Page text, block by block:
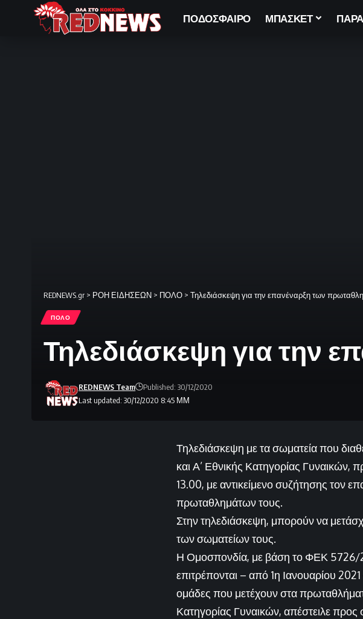
ΠΟΔΟΣΦΑΙΡΟ ΜΠΑΣΚΕΤ
REDNEWS.gr > ΡΟΗ ΕΙΔΗΣΕΩΝ > ΠΟΛΟ > Τηλεδιάσκεψη για την επανέναρξη των
ΠΟΛΟ
Τηλεδιάσκεψη για την
Last updated: 30/12/2020 8:45 ΜΜ
REDNEWS Team Published: 30/12/2020
Τηλεδιάσκεψη με τα σωματεία που
και Α’ Εθνικής Κατηγορίας Γυναικών,
13.00, με αντικείμενο συζήτησης τον
πρωταθλημάτων τους.
Στην τηλεδιάσκεψη, μπορούν να
των σωματείων τους.
Η Ομοσπονδία, με βάση το ΦΕΚ 5726/
επιτρέπονται – από 1η Ιανουαρίου
ομάδες που μετέχουν στα
Κατηγορίας Γυναικών, απέστειλε προς